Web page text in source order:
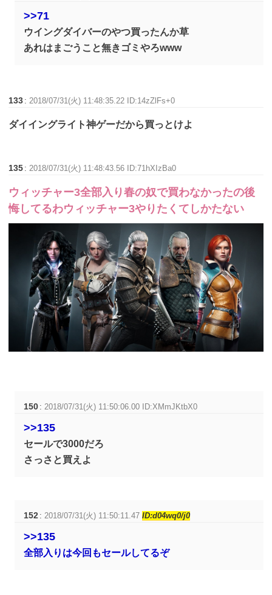
>>71
ウイングダイバーのやつ買ったんか草
あれはまごうこと無きゴミやろwww
133 : 2018/07/31(火) 11:48:35.22 ID:14zZlFs+0
ダイイングライト神ゲーだから買っとけよ
135 : 2018/07/31(火) 11:48:43.56 ID:71hXIzBa0
ウィッチャー3全部入り春の奴で買わなかったの後
悔してるわウィッチャー3やりたくてしかたない
150 : 2018/07/31(火) 11:50:06.00 ID:XMmJKtbX0
>>135
セールで3000だろ
さっさと買えよ
152 : 2018/07/31(火) 11:50:11.47ID:d04wq0/j0
>>135
全部入りは今回もセールしてるぞ